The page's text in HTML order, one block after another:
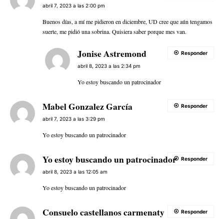
abril 7, 2023 a las 2:00 pm
Buenos días, a mí me pidieron en diciembre, UD cree que aún tengamos
suerte, me pidió una sobrina. Quisiera saber porque mes van.
Jonise Astremond
abril 8, 2023 a las 2:34 pm
Yo estoy buscando un patrocinador
Responder
Mabel Gonzalez García
abril 7, 2023 a las 3:29 pm
Yo estoy buscando un patrocinador
Responder
Yo estoy buscando un patrocinador
abril 8, 2023 a las 12:05 am
Yo estoy buscando un patrocinador
Responder
Consuelo castellanos carmenaty Responder